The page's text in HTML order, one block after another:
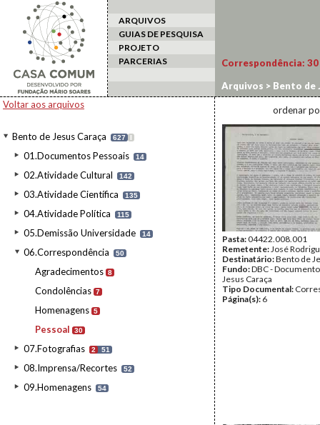
ARQUIVOS
GUIAS DE PESQUISA
PROJETO
PARCERIAS
Voltar aos arquivos
Bento de Jesus Caraça 627 I
01.Documentos Pessoais 14
02.Atividade Cultural 142
03.Atividade Científica 135
04.Atividade Política 115
05.Demissão Universidade 14
06.Correspondência 50
Agradecimentos 8
Condolências 7
Homenagens 5
Pessoal 30
07.Fotografias 2 51
08.Imprensa/Recortes 52
09.Homenagens 54
Correspondência: 30
Arquivos > Bento de
ordenar
Pasta:04422.008.001
Remetente:José
Destinatário:Bento de
Fundo:DBC -
Jesus Caraça
Tipo Documental:
Página(s): 6